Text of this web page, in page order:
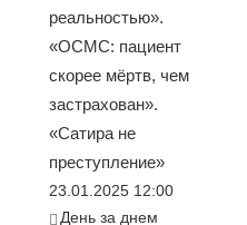
реальностью».
«ОСМС: пациент
скорее мёртв, чем
застрахован».
«Сатира не
преступление»
23.01.2025 12:00
День за днем